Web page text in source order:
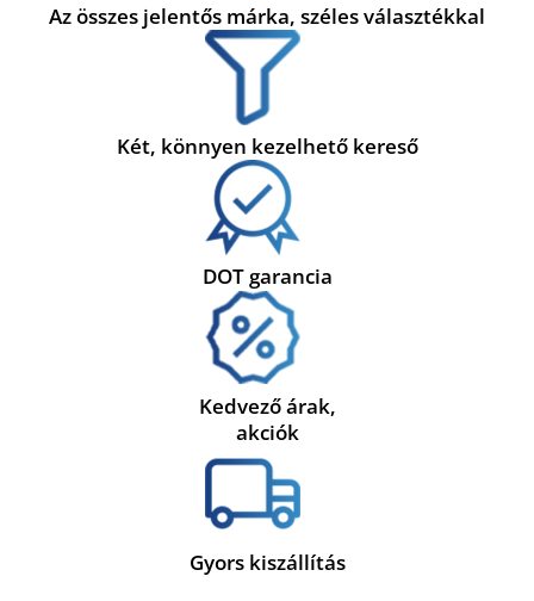
Az összes jelentős márka, széles választékkal
Két, könnyen kezelhető kereső
DOT garancia
Kedvező árak,
akciók
Gyors kiszállítás